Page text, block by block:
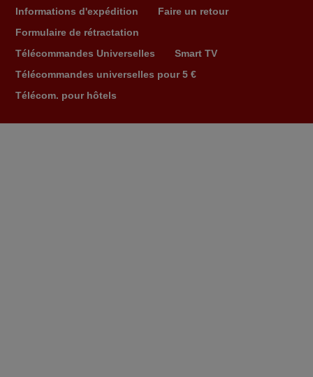
plus, elle est directement utilisable moyennant
l'insertion des 2 piles fournies.
Informations d'expédition
Faire un retour
Formulaire de rétractation
Télécommandes Universelles
Smart TV
Télécommandes universelles pour 5 €
Télécom. pour hôtels